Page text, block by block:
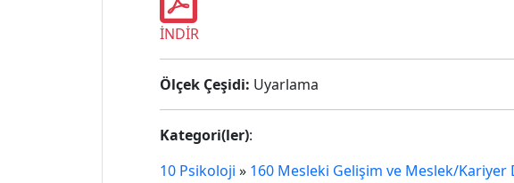
İNDİR
Ölçek Çeşidi: Uyarlama
Kategori(ler):
10 Psikoloji » 160 Mesleki Gelişim ve Meslek/Kariyer